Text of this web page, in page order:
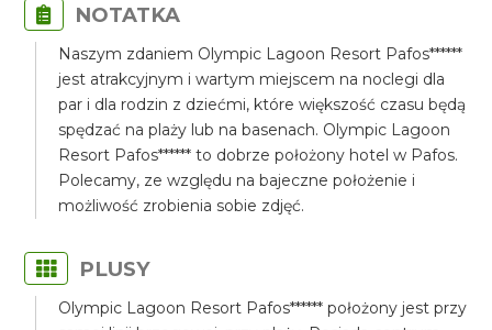
NOTATKA
Naszym zdaniem Olympic Lagoon Resort Pafos******
jest atrakcyjnym i wartym miejscem na noclegi dla
par i dla rodzin z dziećmi, które większość czasu będą
spędzać na plaży lub na basenach. Olympic Lagoon
Resort Pafos****** to dobrze położony hotel w Pafos.
Polecamy, ze względu na bajeczne położenie i
możliwość zrobienia sobie zdjęć.
PLUSY
Olympic Lagoon Resort Pafos****** położony jest przy